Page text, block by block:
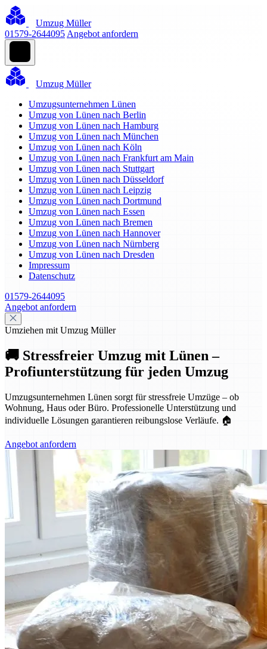
Umzug Müller
01579-2644095 Angebot anfordern
Umzug Müller
Umzugsunternehmen Lünen
Umzug von Lünen nach Berlin
Umzug von Lünen nach Hamburg
Umzug von Lünen nach München
Umzug von Lünen nach Köln
Umzug von Lünen nach Frankfurt am Main
Umzug von Lünen nach Stuttgart
Umzug von Lünen nach Düsseldorf
Umzug von Lünen nach Leipzig
Umzug von Lünen nach Dortmund
Umzug von Lünen nach Essen
Umzug von Lünen nach Bremen
Umzug von Lünen nach Hannover
Umzug von Lünen nach Nürnberg
Umzug von Lünen nach Dresden
Impressum
Datenschutz
01579-2644095
Angebot anfordern
Umziehen mit Umzug Müller
🚚 Stressfreier Umzug mit Lünen –
Profiunterstützung für jeden Umzug
Umzugsunternehmen Lünen sorgt für stressfreie Umzüge – ob
Wohnung, Haus oder Büro. Professionelle Unterstützung und
individuelle Lösungen garantieren reibungslose Verläufe. 🏠
Angebot anfordern